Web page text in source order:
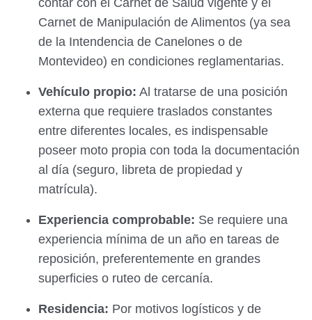
contar con el Carnet de Salud vigente y el
Carnet de Manipulación de Alimentos (ya sea
de la Intendencia de Canelones o de
Montevideo) en condiciones reglamentarias.
Vehículo propio: Al tratarse de una posición
externa que requiere traslados constantes
entre diferentes locales, es indispensable
poseer moto propia con toda la documentación
al día (seguro, libreta de propiedad y
matrícula).
Experiencia comprobable: Se requiere una
experiencia mínima de un año en tareas de
reposición, preferentemente en grandes
superficies o ruteo de cercanía.
Residencia: Por motivos logísticos y de